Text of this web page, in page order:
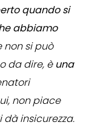
quando si
abbiamo
non si può
da dire, è una
non piace
insicurezza.